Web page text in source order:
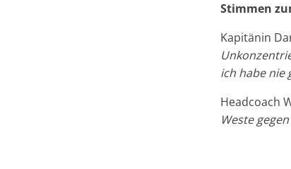
Stimmen
Kapitänin
ich habe nie
Headcoach
Weste